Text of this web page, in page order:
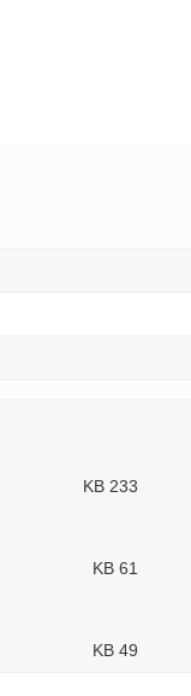
233 KB
61 KB
49 KB